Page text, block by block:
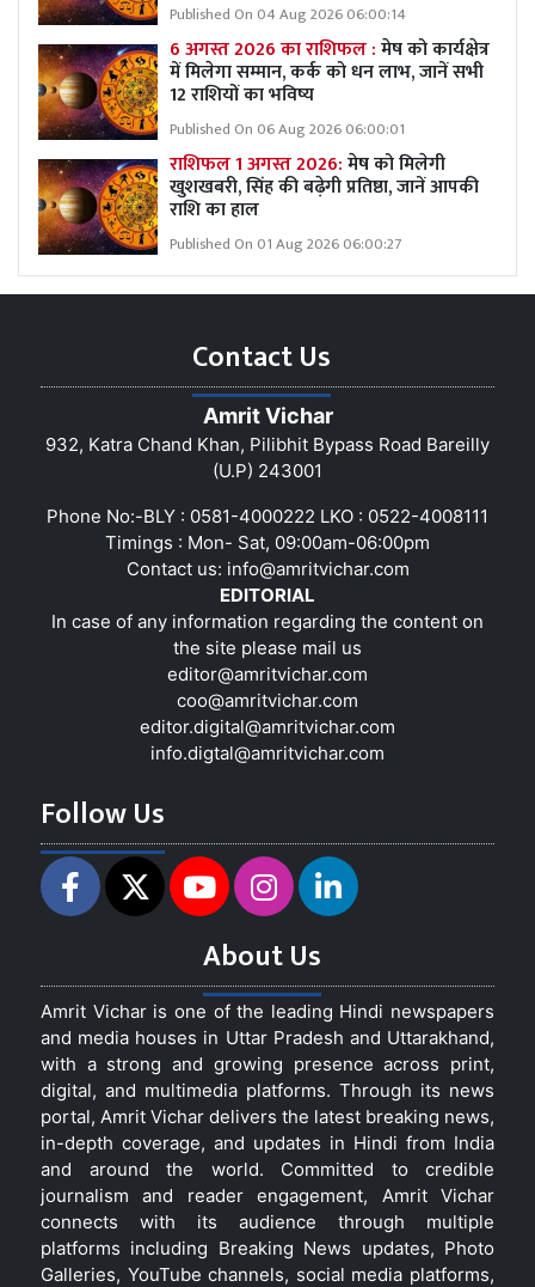
Published On 04 Aug 2026 06:00:14
6 अगस्त 2026 का राशिफल :मेष को कार्यक्षेत्र
में मिलेगा सम्मान, कर्क को धन लाभ, जानें सभी
12 राशियों का भविष्य
Published On 06 Aug 2026 06:00:01
राशिफल 1 अगस्त 2026:मेष को मिलेगी
खुशखबरी, सिंह की बढ़ेगी प्रतिष्ठा, जानें आपकी
राशि का हाल
Published On 01 Aug 2026 06:00:27
Contact Us
Amrit Vichar
932, Katra Chand Khan, Pilibhit Bypass Road Bareilly
(U.P) 243001
Phone No:-BLY : 0581-4000222 LKO : 0522-4008111
Timings : Mon- Sat, 09:00am-06:00pm
Contact us: info@amritvichar.com
EDITORIAL
In case of any information regarding the content on
the site please mail us
editor@amritvichar.com
coo@amritvichar.com
editor.digital@amritvichar.com
info.digtal@amritvichar.com
Follow Us
About Us
Amrit Vichar is one of the leading Hindi newspapers
and media houses in Uttar Pradesh and Uttarakhand,
with a strong and growing presence across print,
digital, and multimedia platforms. Through its news
portal, Amrit Vichar delivers the latest breaking news,
in-depth coverage, and updates in Hindi from India
and around the world. Committed to credible
journalism and reader engagement, Amrit Vichar
connects with its audience through multiple
platforms including Breaking News updates, Photo
Galleries, YouTube channels, social media platforms,